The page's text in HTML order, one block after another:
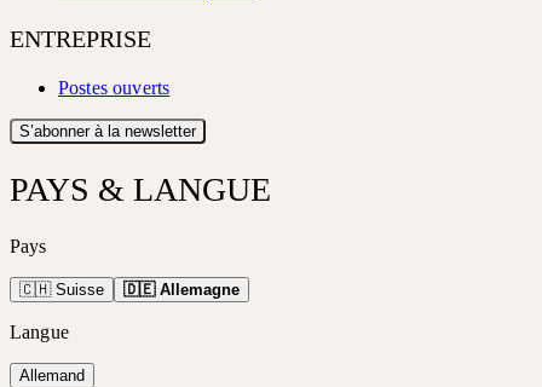
ENTREPRISE
Postes ouverts
S’abonner à la newsletter
PAYS & LANGUE
Pays
🇨🇭 Suisse 🇩🇪 Allemagne
Langue
Allemand